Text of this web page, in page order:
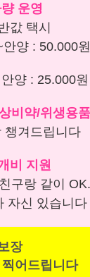
운영
값 택시
양 : 50.000원
양 : 25.000원
비약/위생용품
챙겨드립니다
비 지원
구랑 같이 OK.
자신 있습니다
장
어드립니다